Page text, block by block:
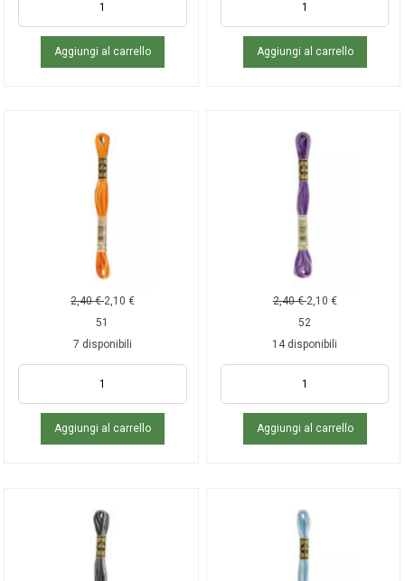
Aggiungi al carrello Aggiungi al carrello
2,40€ 2,10 €
51
7 disponibili
Aggiungi al carrello
2,40€ 2,10 €
52
14 disponibili
Aggiungi al carrello